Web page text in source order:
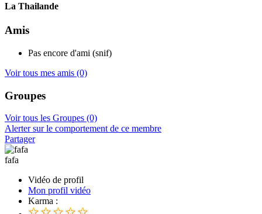
La Thailande
Amis
Pas encore d'ami (snif)
Voir tous mes amis (0)
Groupes
Voir tous les Groupes (0)
Alerter sur le comportement de ce membre
Partager
fafa
Vidéo de profil
Mon profil vidéo
Karma :